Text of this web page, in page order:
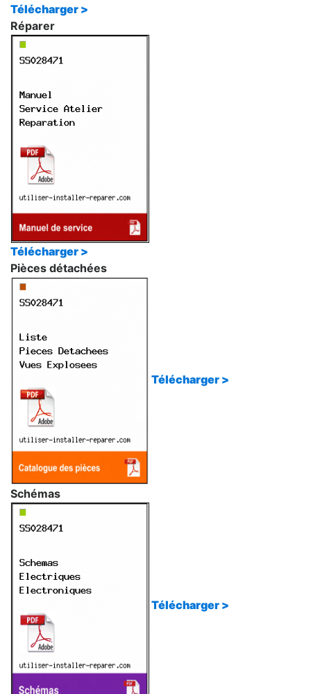
Télécharger >
Réparer
Télécharger >
Pièces détachées
Télécharger >
Schémas
Télécharger >